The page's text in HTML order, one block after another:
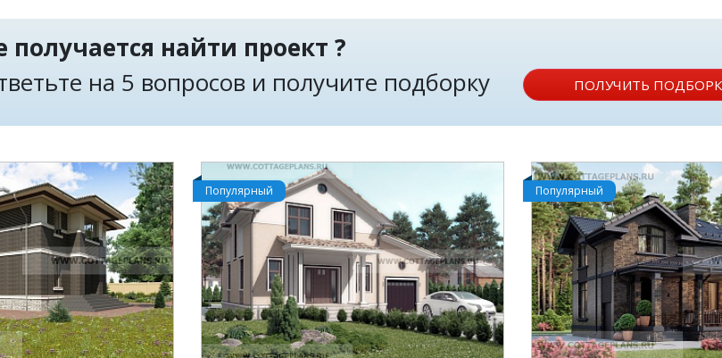
получается найти проект ?
на 5 вопросов и получите подборку
ПОЛУЧИТЬ
Популярный Популярный